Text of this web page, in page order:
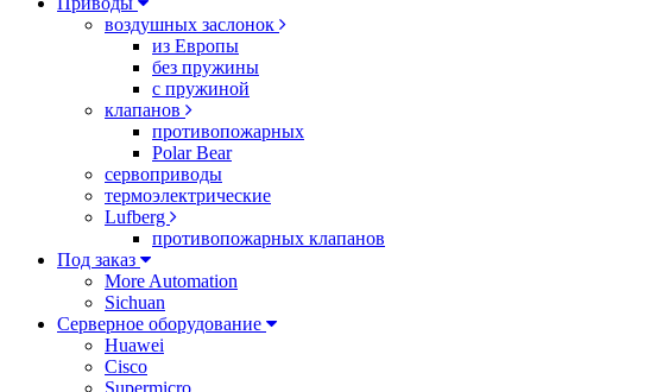
воздушных заслонок
из Европы
без пружины
с пружиной
клапанов
противопожарных
Polar Bear
сервоприводы
термоэлектрические
Lufberg
противопожарных клапанов
Под заказ
More Automation
Sichuan
Серверное оборудование
Huawei
Cisco
Supermicro